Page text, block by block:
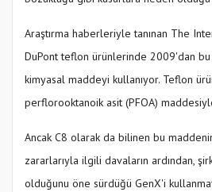
Araştırma haberleriyle tanınan The
DuPont teflon ürünlerinde 2009'dan
kimyasal maddeyi kullanıyor. Teflon
perflorooktanoik asit (PFOA)
Ancak C8 olarak da bilinen bu
zararlarıyla ilgili davaların ardından,
olduğunu öne sürdüğü GenX'i